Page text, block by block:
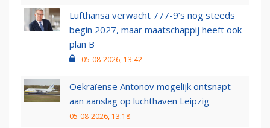
Lufthansa verwacht 777-9’s nog steeds
begin 2027, maar maatschappij heeft ook
plan B
05-08-2026, 13:42
Oekraïense Antonov mogelijk ontsnapt
aan aanslag op luchthaven Leipzig
05-08-2026, 13:18